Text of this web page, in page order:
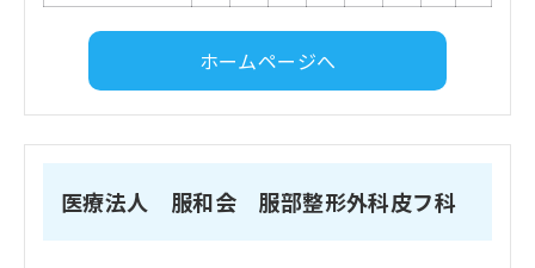
ホームページへ
医療法人 服和会 服部整形外科皮フ科